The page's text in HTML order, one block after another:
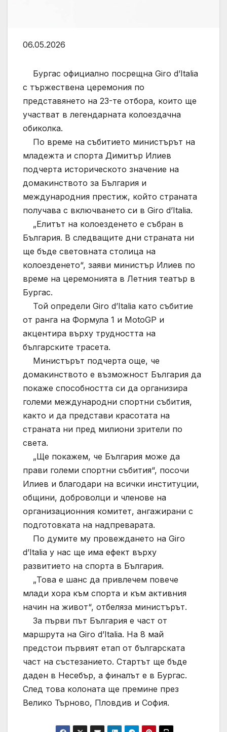
06.05.2026
Бургас официално посрещна Giro d’Italia
с тържествена церемония по
представянето на 23-те отбора, които ще
участват в легендарната колоездачна
обиколка.
По време на събитието министърът на
младежта и спорта Димитър Илиев
подчерта историческото значение на
домакинството за България и
международния престиж, който страната
получава с включването си в Giro d’Italia.
„Елитът на колоезденето е събран в
България. В следващите дни страната ни
ще бъде световната столица на
колоезденето“, заяви министър Илиев по
време на церемонията в Летния театър в
Бургас.
Той определи Giro d’Italia като събитие
от ранга на Формула 1 и MotoGP и
акцентира върху трудността на
българските трасета.
Министърът подчерта още, че
домакинството е възможност България да
покаже способността си да организира
големи международни спортни събития,
както и да представи красотата на
страната ни пред милиони зрители по
света.
„Ще покажем, че България може да
прави големи спортни събития“, посочи
Илиев и благодари на всички институции,
общини, доброволци и членове на
организационния комитет, ангажирани с
подготовката на надпреварата.
По думите му провеждането на Giro
d’Italia у нас ще има ефект върху
развитието на спорта в България.
„Това е шанс да привлечем повече
млади хора към спорта и към активния
начин на живот“, отбеляза министърът.
За първи път България е част от
маршрута на Giro d’Italia. На 8 май
предстои първият етап от българската
част на състезанието. Стартът ще бъде
даден в Несебър, а финалът е в Бургас.
След това колоната ще премине през
Велико Търново, Пловдив и София.